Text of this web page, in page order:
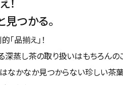
！
つかる。
品揃え」！
深蒸し茶の取り扱いはもちろん
はなかなか見つからない珍しい茶